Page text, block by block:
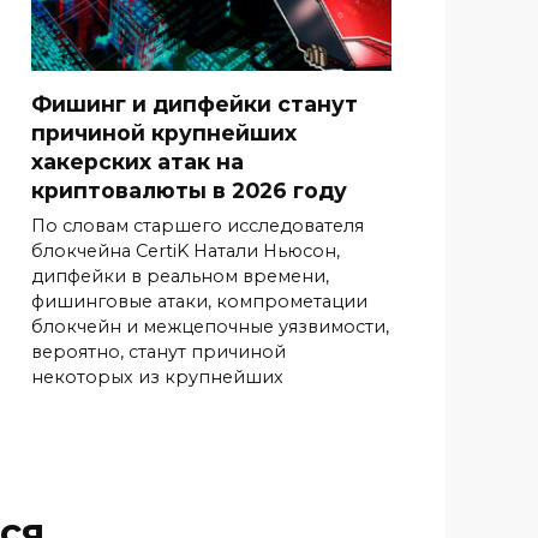
Фишинг и дипфейки станут
причиной крупнейших
хакерских атак на
криптовалюты в 2026 году
По словам старшего исследователя
блокчейна CertiK Натали Ньюсон,
дипфейки в реальном времени,
фишинговые атаки, компрометации
блокчейн и межцепочные уязвимости,
вероятно, станут причиной
некоторых из крупнейших